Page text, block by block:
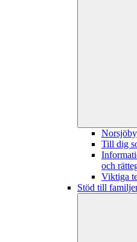
Till dig
och
Viktiga
Stöd till